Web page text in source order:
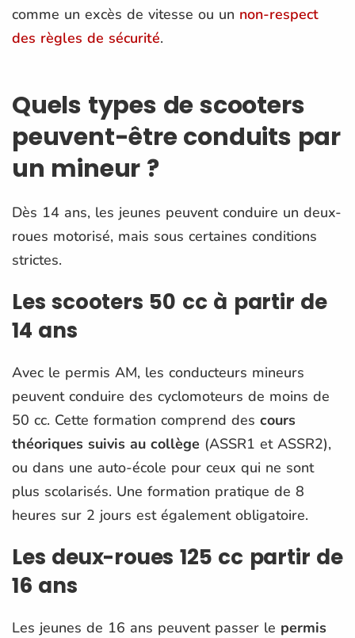
comme un excès de vitesse ou un non-respect
des règles de sécurité​.
Quels types de scooters
peuvent-être conduits par
un mineur ?
Dès 14 ans, les jeunes peuvent conduire un deux-
roues motorisé, mais sous certaines conditions
strictes.
Les scooters 50 cc à partir de
14 ans
Avec le permis AM, les conducteurs mineurs
peuvent conduire des cyclomoteurs de moins de
50 cc. Cette formation comprend des cours
théoriques suivis au collège (ASSR1 et ASSR2),
ou dans une auto-école pour ceux qui ne sont
plus scolarisés. Une formation pratique de 8
heures sur 2 jours est également obligatoire​.
Les deux-roues 125 cc partir de
16 ans
Les jeunes de 16 ans peuvent passer le permis